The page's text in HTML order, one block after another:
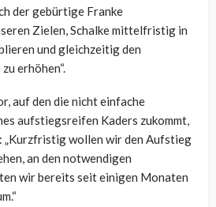
der gebürtige Franke
Zielen, Schalke mittelfristig in
und gleichzeitig den
erhöhen“.
auf den die nicht einfache
aufstiegsreifen Kaders zukommt,
„Kurzfristig wollen wir den Aufstieg
an den notwendigen
wir bereits seit einigen Monaten